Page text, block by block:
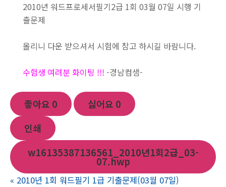
2010년 워드프로세서필기2급 1회 03월 07일 시행 기
출문제
올리니 다운 받으셔서 시험에 참고 하시길 바람니다.
수험생 여려분 화이팅 !!! -경남컴샘-
좋아요 0 싫어요 0
인쇄
w16135387136561_2010년1회2급_03-
07.hwp
« 2010년 1회 워드필기 1급 기출문제(03월 07일)